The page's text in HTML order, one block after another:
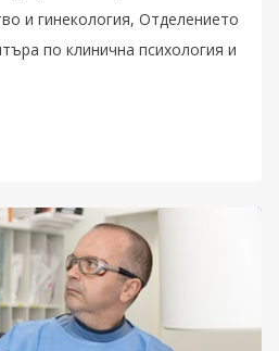
и гинекология, Отделението
по клинична психология и